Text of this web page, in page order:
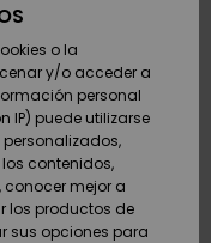
o la
y/o acceder a
personal
puede utilizarse
contenidos,
mejor a
los productos de
sus opciones para